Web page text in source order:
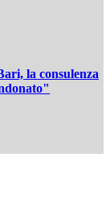
la consulenza